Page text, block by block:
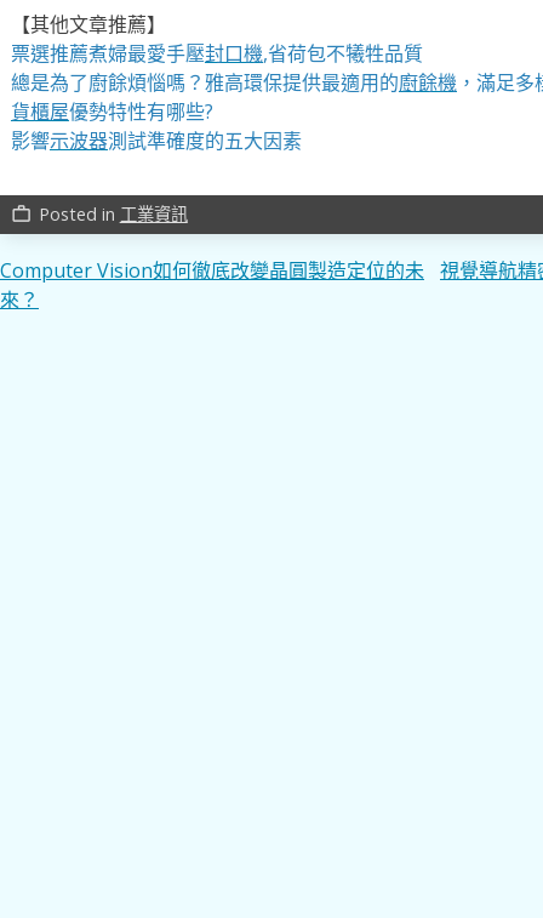
【其他文章推薦】
票選推薦煮婦最愛手壓封口機,省荷包不犧牲品質
總是為了廚餘煩惱嗎？雅高環保提供最適用的廚餘機，滿足多
貨櫃屋優勢特性有哪些?
影響示波器測試準確度的五大因素
work_outline Posted in 工業資訊
文
章
Computer Vision如何徹底改變晶圓製造定位的未
來？
視覺導航